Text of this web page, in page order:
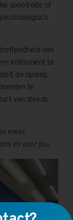
sonotrode of
van
instrument te
de opslag,
te
van steeds
meer
en voor jou.